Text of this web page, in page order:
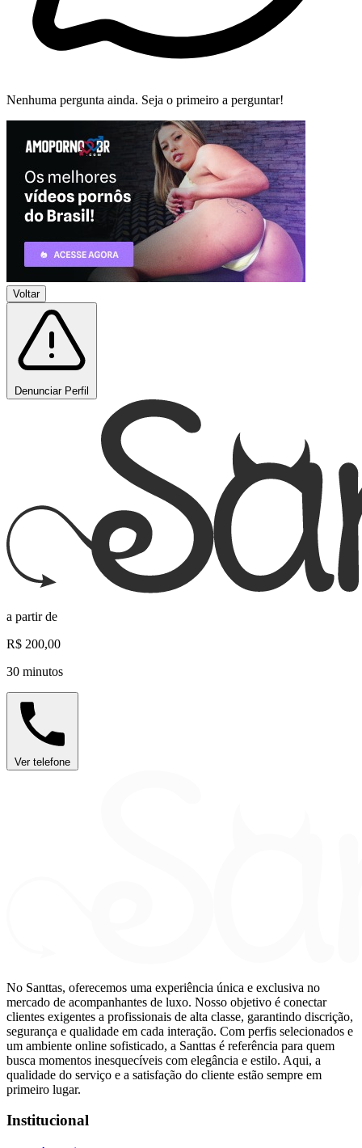
Nenhuma pergunta ainda. Seja o primeiro a perguntar!
Voltar
Denunciar Perfil
a partir de
R$ 200,00
30 minutos
Ver telefone
No Santtas, oferecemos uma experiência única e exclusiva no
mercado de acompanhantes de luxo. Nosso objetivo é conectar
clientes exigentes a profissionais de alta classe, garantindo discrição,
segurança e qualidade em cada interação. Com perfis selecionados e
um ambiente online sofisticado, a Santtas é referência para quem
busca momentos inesquecíveis com elegância e estilo. Aqui, a
qualidade do serviço e a satisfação do cliente estão sempre em
primeiro lugar.
Institucional